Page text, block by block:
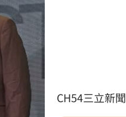
CH54三立新